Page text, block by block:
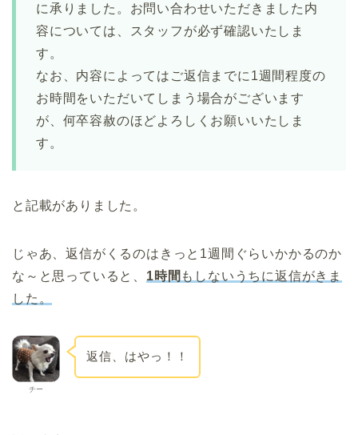
に承りました。お問い合わせいただきました内
容については、スタッフが必ず確認いたしま
す。
なお、内容によってはご返信までに1週間程度の
お時間をいただいてしまう場合がございます
が、何卒容赦のほどよろしくお願いいたしま
す。
と記載がありました。
じゃあ、返信がくるのはきっと1週間ぐらいかかるのか
な～と思っていると、 1時間 もしないうちに返信がきま
した。
チー
返信、はやっ！！